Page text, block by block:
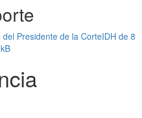
Presidente de la CorteIDH de 8